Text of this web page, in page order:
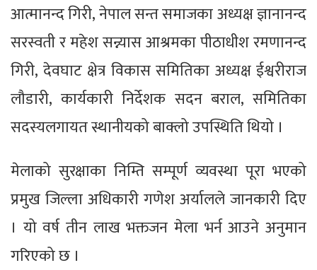
आत्मानन्द गिरी, नेपाल सन्त समाजका अध्यक्ष ज्ञानानन्द
सरस्वती र महेश सन्न्यास आश्रमका पीठाधीश रमणानन्द
गिरी, देवघाट क्षेत्र विकास समितिका अध्यक्ष ईश्वरीराज
लौडारी, कार्यकारी निर्देशक सदन बराल, समितिका
सदस्यलगायत स्थानीयको बाक्लो उपस्थिति थियो ।
मेलाको सुरक्षाका निम्ति सम्पूर्ण व्यवस्था पूरा भएको
प्रमुख जिल्ला अधिकारी गणेश अर्यालले जानकारी दिए
। यो वर्ष तीन लाख भक्तजन मेला भर्न आउने अनुमान
गरिएको छ ।